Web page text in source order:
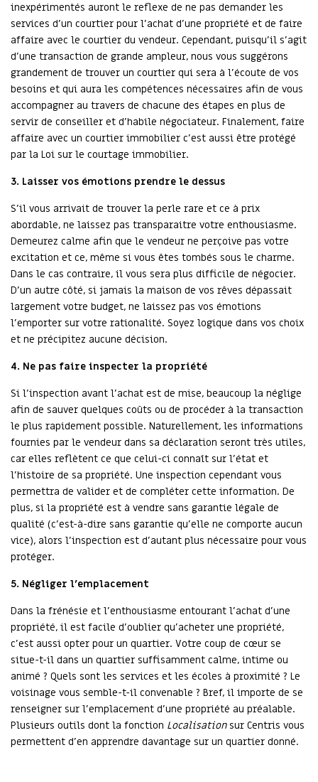
inexpérimentés auront le reflexe de ne pas demander les
services d’un courtier pour l’achat d’une propriété et de faire
affaire avec le courtier du vendeur. Cependant, puisqu’il s’agit
d’une transaction de grande ampleur, nous vous suggérons
grandement de trouver un courtier qui sera à l’écoute de vos
besoins et qui aura les compétences nécessaires afin de vous
accompagner au travers de chacune des étapes en plus de
servir de conseiller et d'habile négociateur. Finalement, faire
affaire avec un courtier immobilier c'est aussi être protégé
par la Loi sur le courtage immobilier.
3. Laisser vos émotions prendre le dessus
S’il vous arrivait de trouver la perle rare et ce à prix
abordable, ne laissez pas transparaitre votre enthousiasme.
Demeurez calme afin que le vendeur ne perçoive pas votre
excitation et ce, même si vous êtes tombés sous le charme.
Dans le cas contraire, il vous sera plus difficile de négocier.
D’un autre côté, si jamais la maison de vos rêves dépassait
largement votre budget, ne laissez pas vos émotions
l’emporter sur votre rationalité. Soyez logique dans vos choix
et ne précipitez aucune décision.
4. Ne pas faire inspecter la propriété
Si l’inspection avant l’achat est de mise, beaucoup la néglige
afin de sauver quelques coûts ou de procéder à la transaction
le plus rapidement possible. Naturellement, les informations
fournies par le vendeur dans sa déclaration seront très utiles,
car elles reflètent ce que celui-ci connaît sur l’état et
l’histoire de sa propriété. Une inspection cependant vous
permettra de valider et de compléter cette information. De
plus, si la propriété est à vendre sans garantie légale de
qualité (c’est-à-dire sans garantie qu’elle ne comporte aucun
vice), alors l’inspection est d’autant plus nécessaire pour vous
protéger.
5. Négliger l’emplacement
Dans la frénésie et l’enthousiasme entourant l’achat d’une
propriété, il est facile d’oublier qu’acheter une propriété,
c’est aussi opter pour un quartier. Votre coup de cœur se
situe-t-il dans un quartier suffisamment calme, intime ou
animé ? Quels sont les services et les écoles à proximité ? Le
voisinage vous semble-t-il convenable ? Bref, il importe de se
renseigner sur l’emplacement d’une propriété au préalable.
Plusieurs outils dont la fonction Localisation sur Centris vous
permettent d’en apprendre davantage sur un quartier donné.